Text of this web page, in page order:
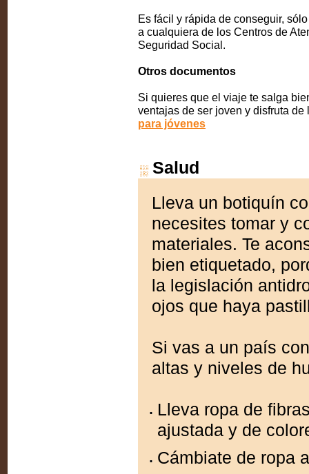
Es fácil y rápida de conseguir,
a cualquiera de los Centros de
Seguridad Social.
Otros documentos
Si quieres que el viaje te salga
ventajas de ser joven y disfruta
para jóvenes
Salud
Lleva un botiquín
necesites tomar y
materiales. Te
bien etiquetado,
la legislación
ojos que haya
Si vas a un país
altas y niveles de
Lleva ropa de
ajustada y de
Cámbiate de ropa